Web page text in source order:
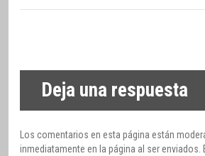
Deja una respuesta
Los comentarios en esta página están
inmediatamente en la página al ser enviados.